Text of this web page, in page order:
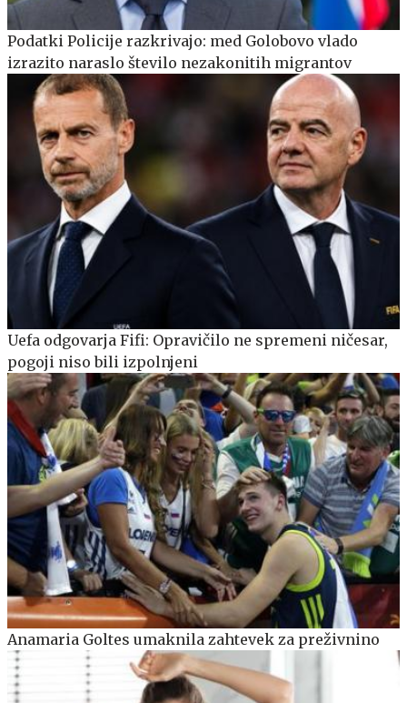
Podatki Policije razkrivajo: med Golobovo vlado
izrazito naraslo število nezakonitih migrantov
Uefa odgovarja Fifi: Opravičilo ne spremeni ničesar,
pogoji niso bili izpolnjeni
Anamaria Goltes umaknila zahtevek za preživnino